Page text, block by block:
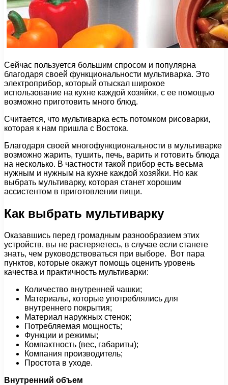
Сейчас пользуется большим спросом и популярна
благодаря своей функциональности мультиварка. Это
электроприбор, который отыскал широкое
использование на кухне каждой хозяйки, с ее помощью
возможно приготовить много блюд.
Считается, что мультиварка есть потомком рисоварки,
которая к нам пришла с Востока.
Благодаря своей многофункциональности в мультиварке
возможно жарить, тушить, печь, варить и готовить блюда
на несколько. В частности такой прибор есть весьма
нужным и нужным на кухне каждой хозяйки. Но как
выбрать мультиварку, которая станет хорошим
ассистентом в приготовлении пищи.
Как выбрать мультиварку
Оказавшись перед громадным разнообразием этих
устройств, вы не растеряетесь, в случае если станете
знать, чем руководствоваться при выборе. Вот пара
пунктов, которые окажут помощь оценить уровень
качества и практичность мультиварки:
Количество внутренней чашки;
Материалы, которые употреблялись для
внутреннего покрытия;
Материал наружных стенок;
Потребляемая мощность;
Функции и режимы;
Компактность (вес, габариты);
Компания производитель;
Простота в уходе.
Внутренний объем